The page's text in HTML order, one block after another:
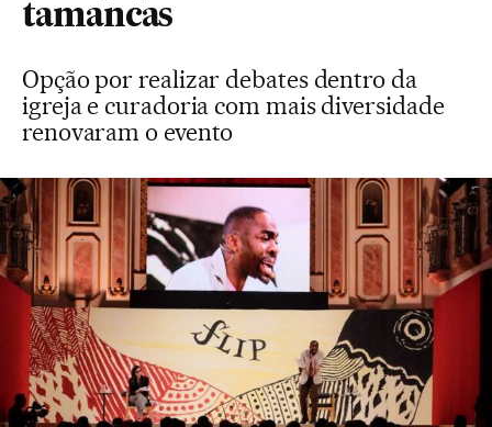
tamancas
Opção por realizar debates dentro da
igreja e curadoria com mais diversidade
renovaram o evento